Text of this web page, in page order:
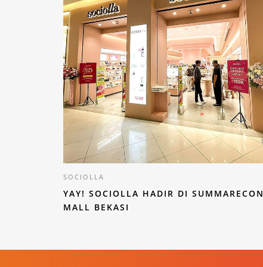
SOCIOLLA
YAY! SOCIOLLA HADIR DI SUMMARECON
MALL BEKASI